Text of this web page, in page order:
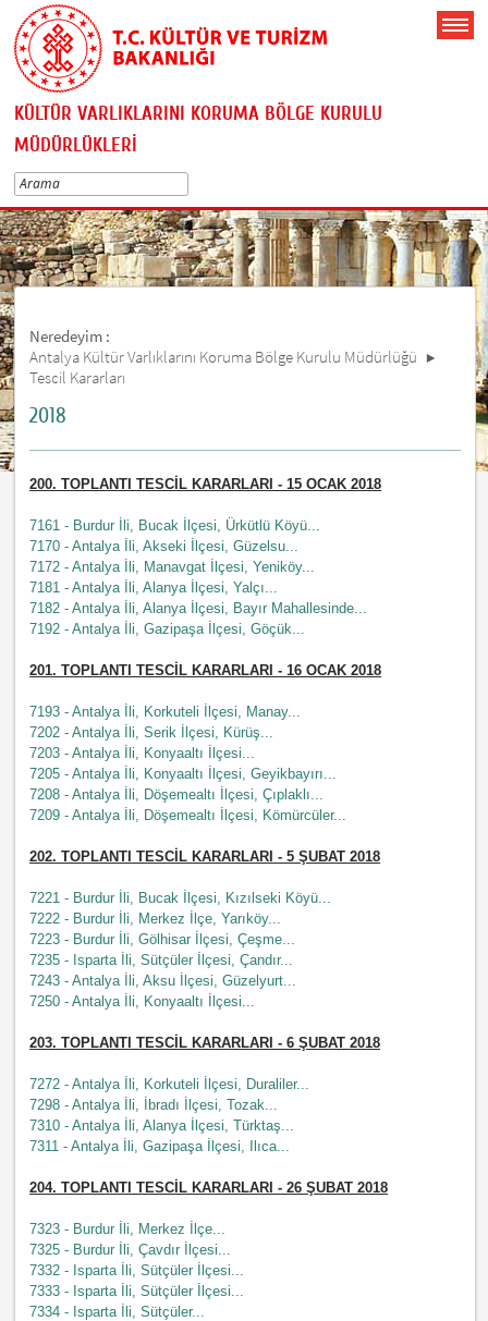
KÜLTÜR VARLIKLARINI KORUMA BÖLGE KURULU
MÜDÜRLÜKLERİ
Neredeyim :
Antalya Kültür Varlıklarını Koruma Bölge Kurulu Müdürlüğü
Tescil Kararları
2018
200. TOPLANTI TESCİL KARARLARI - 15 OCAK 2018
7161 - Burdur İli, Bucak İlçesi, Ürkütlü Köyü...
7170 - Antalya İli, Akseki İlçesi, Güzelsu...
7172 - Antalya İli, Manavgat İlçesi, Yeniköy...
7181 - Antalya İli, Alanya İlçesi, Yalçı...
7182 - Antalya İli, Alanya İlçesi, Bayır Mahallesinde...
7192 - Antalya İli, Gazipaşa İlçesi, Göçük...
201. TOPLANTI TESCİL KARARLARI - 16 OCAK 2018
7193 - Antalya İli, Korkuteli İlçesi, Manay...
7202 - Antalya İli, Serik İlçesi, Kürüş...
7203 - Antalya İli, Konyaaltı İlçesi...
7205 - Antalya İli, Konyaaltı İlçesi, Geyikbayırı...
7208 - Antalya İli, Döşemealtı İlçesi, Çıplaklı...
7209 - Antalya İli, Döşemealtı İlçesi, Kömürcüler...
202. TOPLANTI TESCİL KARARLARI - 5 ŞUBAT 2018
7221 - Burdur İli, Bucak İlçesi, Kızılseki Köyü...
7222 - Burdur İli, Merkez İlçe, Yarıköy...
7223 - Burdur İli, Gölhisar İlçesi, Çeşme...
7235 - Isparta İli, Sütçüler İlçesi, Çandır...
7243 - Antalya İli, Aksu İlçesi, Güzelyurt...
7250 - Antalya İli, Konyaaltı İlçesi...
203. TOPLANTI TESCİL KARARLARI - 6 ŞUBAT 2018
7272 - Antalya İli, Korkuteli İlçesi, Duraliler...
7298 - Antalya İli, İbradı İlçesi, Tozak...
7310 - Antalya İli, Alanya İlçesi, Türktaş...
7311 - Antalya İli, Gazipaşa İlçesi, Ilıca...
204. TOPLANTI TESCİL KARARLARI - 26 ŞUBAT 2018
7323 - Burdur İli, Merkez İlçe...
7325 - Burdur İli, Çavdır İlçesi...
7332 - Isparta İli, Sütçüler İlçesi...
7333 - Isparta İli, Sütçüler İlçesi...
7334 - Isparta İli, Sütçüler...